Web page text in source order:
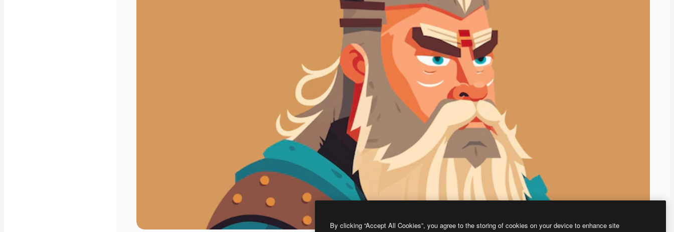
By clicking “Accept All Cookies”, you agree to the storing of cookies on your device to enhance site